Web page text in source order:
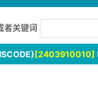
者关键词
[2403910010]